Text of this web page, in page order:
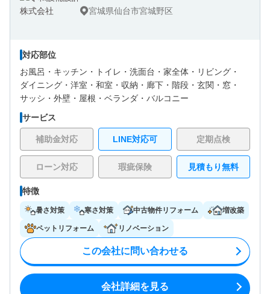
宮城県仙台市宮城野区
対応部位
お風呂・ キッチン・ トイレ・ 洗面台・ 家全体・ リビング・
ダイニング・ 洋室・ 和室・ 収納・ 廊下・ 階段・ 玄関・ 窓・
サッシ・ 外壁・ 屋根・ ベランダ・バルコニー
サービス
補助金対応 LINE対応可 定期点検
ローン対応 瑕疵保険 見積もり無料
特徴
暑さ対策 寒さ対策 中古物件リフォーム 増改築
ペットリフォーム リノベーション
この会社に問い合わせる
会社詳細を見る